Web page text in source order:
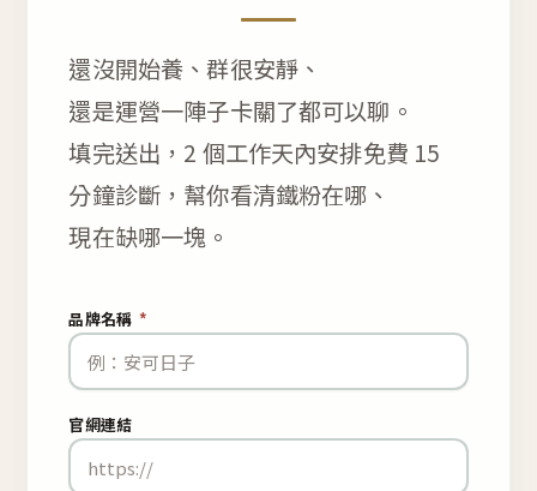
還沒開始養、群很安靜、
還是運營一陣子卡關了都可以聊。
填完送出，2 個工作天內安排免費 15
分鐘診斷，幫你看清鐵粉在哪、
現在缺哪一塊。
品牌名稱 *
官網連結